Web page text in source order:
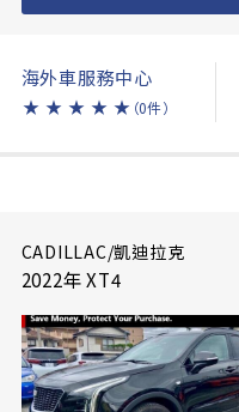
海外車服務中心
★ ★ ★ ★ ★ （0件）
CADILLAC/凱迪拉克
2022年 XT4